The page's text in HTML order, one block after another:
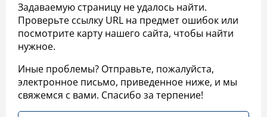
Задаваемую страницу не удалось найти.
Проверьте ссылку URL на предмет ошибок или
посмотрите карту нашего сайта, чтобы найти
нужное.
Иные проблемы? Отправьте, пожалуйста,
электронное письмо, приведенное ниже, и мы
свяжемся с вами. Спасибо за терпение!